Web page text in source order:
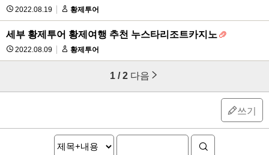
2022.08.19 황제투어
세부 황제투어 황제여행 추천 누스타리조트카지노
2022.08.09 황제투어
1 / 2 다음
쓰기